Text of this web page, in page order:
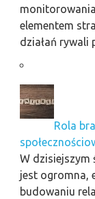
elementem
działań rywali
Rola
W dzisiejszym
jest ogromna,
budowaniu